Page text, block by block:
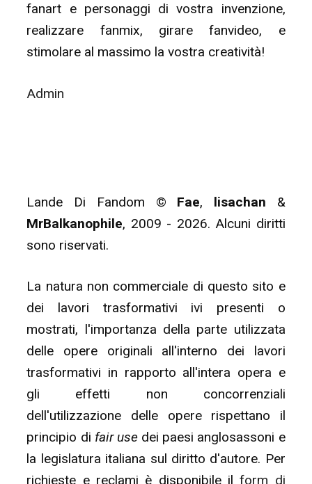
fanart e personaggi di vostra invenzione,
realizzare fanmix, girare fanvideo, e
stimolare al massimo la vostra creatività!
Admin
Lande Di Fandom © Fae, lisachan &
MrBalkanophile, 2009 - 2026. Alcuni diritti
sono riservati.
La natura non commerciale di questo sito e
dei lavori trasformativi ivi presenti o
mostrati, l'importanza della parte utilizzata
delle opere originali all'interno dei lavori
trasformativi in rapporto all'intera opera e
gli effetti non concorrenziali
dell'utilizzazione delle opere rispettano il
principio di fair usedei paesi anglosassoni e
la legislatura italiana sul diritto d'autore. Per
richieste e reclami è disponibile ilform di